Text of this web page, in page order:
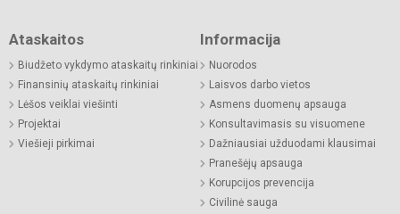
Ataskaitos
Biudžeto vykdymo ataskaitų rinkiniai
Finansinių ataskaitų rinkiniai
Lėšos veiklai viešinti
Projektai
Viešieji pirkimai
Informacija
Nuorodos
Laisvos darbo vietos
Asmens duomenų apsauga
Konsultavimasis su visuomene
Dažniausiai užduodami klausimai
Pranešėjų apsauga
Korupcijos prevencija
Civilinė sauga